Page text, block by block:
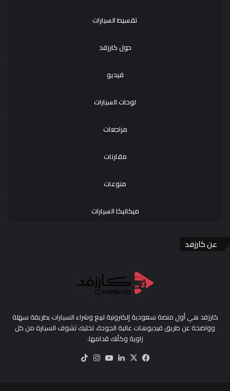
تقسيط السيارات
حول كارزفد
فيديو
لوحات السيارات
مراجعات
مقارنات
منوعات
ميكانيكا السيارات
عن كارزفد
كارزفد هي أول منصة سعودية إلكترونية لبيع وشراء السيارات بطريقة سهلة
وواضحة عن طريق فيديوهات عالية الجودة، تخليك تشوف السيارة من كل
زاوية وكأنك قدامها.
فيسبوك
‫X لينكدإن‫YouTubeانستقرام